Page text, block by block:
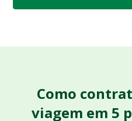
Como
viagem em 5